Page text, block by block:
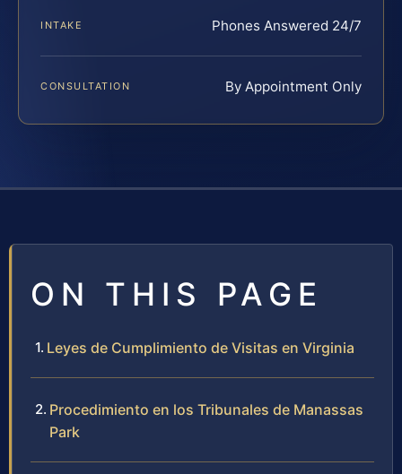
INTAKE Phones Answered 24/7
CONSULTATION By Appointment Only
ON THIS PAGE
Leyes de Cumplimiento de Visitas en Virginia
Procedimiento en los Tribunales de Manassas
Park